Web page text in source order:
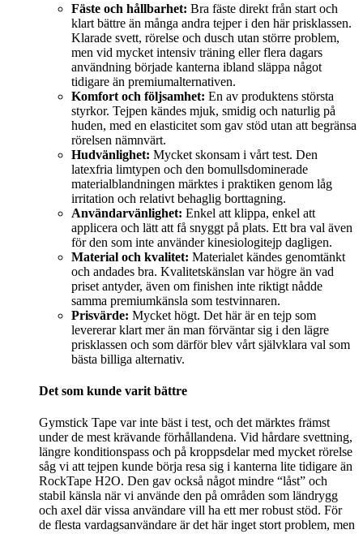
Fäste och hållbarhet: Bra fäste direkt från start och
klart bättre än många andra tejper i den här prisklassen.
Klarade svett, rörelse och dusch utan större problem,
men vid mycket intensiv träning eller flera dagars
användning började kanterna ibland släppa något
tidigare än premiumalternativen.
Komfort och följsamhet: En av produktens största
styrkor. Tejpen kändes mjuk, smidig och naturlig på
huden, med en elasticitet som gav stöd utan att begränsa
rörelsen nämnvärt.
Hudvänlighet: Mycket skonsam i vårt test. Den
latexfria limtypen och den bomullsdominerade
materialblandningen märktes i praktiken genom låg
irritation och relativt behaglig borttagning.
Användarvänlighet: Enkel att klippa, enkel att
applicera och lätt att få snyggt på plats. Ett bra val även
för den som inte använder kinesiologitejp dagligen.
Material och kvalitet: Materialet kändes genomtänkt
och andades bra. Kvalitetskänslan var högre än vad
priset antyder, även om finishen inte riktigt nådde
samma premiumkänsla som testvinnaren.
Prisvärde: Mycket högt. Det här är en tejp som
levererar klart mer än man förväntar sig i den lägre
prisklassen och som därför blev vårt självklara val som
bästa billiga alternativ.
Det som kunde varit bättre
Gymstick Tape var inte bäst i test, och det märktes främst
under de mest krävande förhållandena. Vid hårdare svettning,
längre konditionspass och på kroppsdelar med mycket rörelse
såg vi att tejpen kunde börja resa sig i kanterna lite tidigare än
RockTape H2O. Den gav också något mindre “låst” och
stabil känsla när vi använde den på områden som ländrygg
och axel där vissa användare vill ha ett mer robust stöd. För
de flesta vardagsanvändare är det här inget stort problem, men